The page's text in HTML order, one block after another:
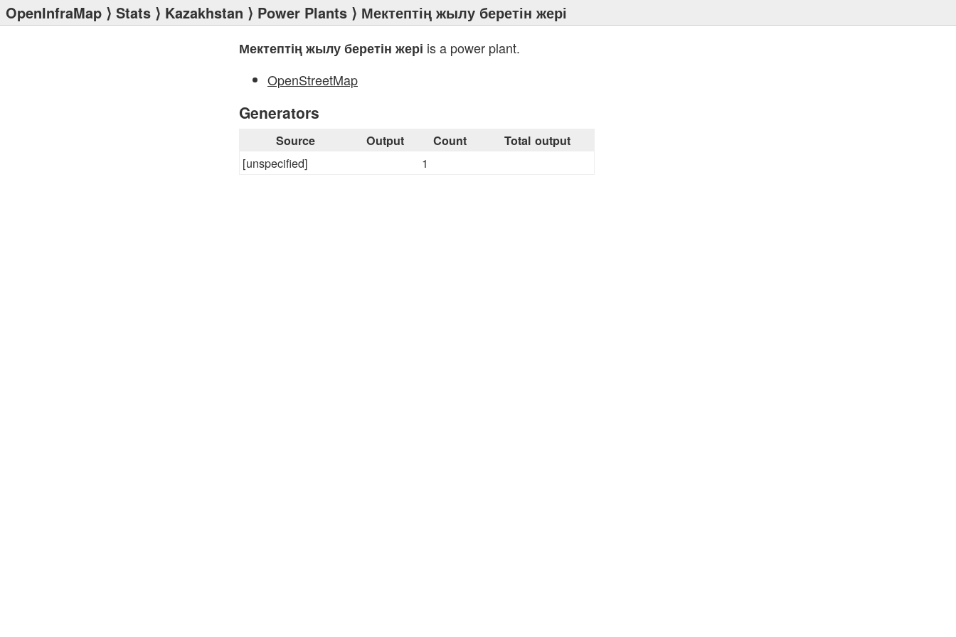
OpenInfraMap ⟩ Stats ⟩ Kazakhstan ⟩ Power Plants ⟩ Мектептің жылу беретін жері
Мектептің жылу беретін жері is a power plant.
OpenStreetMap
Generators
Source Output Count Total output
[unspecified] 1